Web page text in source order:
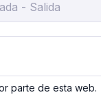
parte de esta web.